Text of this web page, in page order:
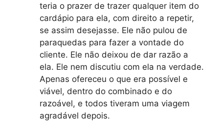
teria o prazer de trazer qualquer item do
cardápio para ela, com direito a repetir,
se assim desejasse. Ele não pulou de
paraquedas para fazer a vontade do
cliente. Ele não deixou de dar razão a
ela. Ele nem discutiu com ela na verdade.
Apenas ofereceu o que era possível e
viável, dentro do combinado e do
razoável, e todos tiveram uma viagem
agradável depois.